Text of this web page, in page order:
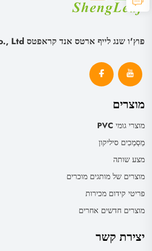
פוץ'ו שנג לייף ארטס אנד קראפטס Co., Ltd.
מוצרים
מוצרי גומי PVC
מַסְמְכִים סיליקון
מצע שותה
מוצרים של מותגים מוכרים
פריטי קידום מכירות
מוצרים חדשים אחרים
יצירת קשר